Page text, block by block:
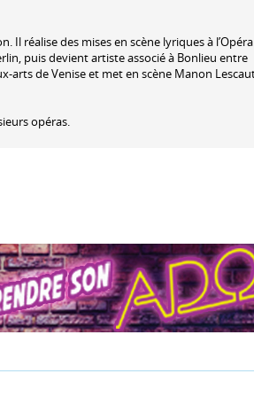
Il réalise des mises en scène lyriques à l’Opéra
puis devient artiste associé à Bonlieu entre
arts de Venise et met en scène Manon
opéras.